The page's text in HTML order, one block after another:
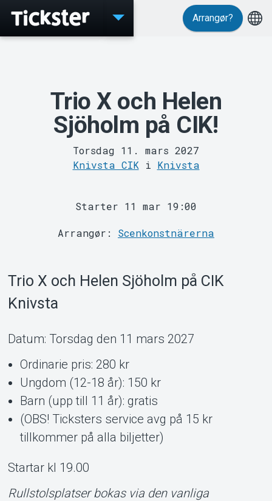
MyTickster
Support
Arrangør?
Trio X och Helen
Sjöholm på CIK!
Torsdag 11. mars 2027
Knivsta CIK i Knivsta
Starter 11 mar 19:00
Arrangør: Scenkonstnärerna
Trio X och Helen Sjöholm på CIK
Knivsta
Datum: Torsdag den 11 mars 2027
Ordinarie pris: 280 kr
Ungdom (12-18 år): 150 kr
Barn (upp till 11 år): gratis
(OBS! Ticksters service avg på 15 kr
tillkommer på alla biljetter)
Startar kl 19.00
Rullstolsplatser bokas via den vanliga